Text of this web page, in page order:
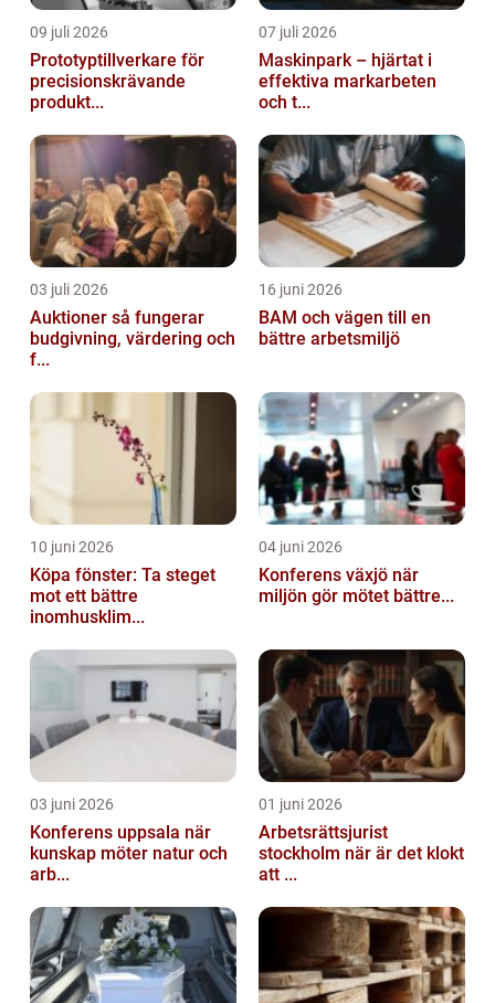
09 juli 2026
Prototyptillverkare för
precisionskrävande
produkt...
07 juli 2026
Maskinpark – hjärtat i
effektiva markarbeten
och t...
03 juli 2026
Auktioner så fungerar
budgivning, värdering och
f...
16 juni 2026
BAM och vägen till en
bättre arbetsmiljö
10 juni 2026
Köpa fönster: Ta steget
mot ett bättre
inomhusklim...
04 juni 2026
Konferens växjö när
miljön gör mötet bättre...
03 juni 2026
Konferens uppsala när
kunskap möter natur och
arb...
01 juni 2026
Arbetsrättsjurist
stockholm när är det klokt
att ...